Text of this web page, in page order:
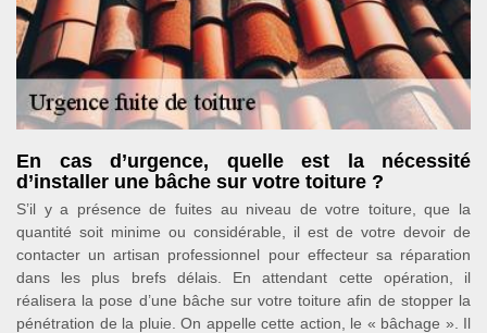
En cas d’urgence, quelle est la nécessité
d’installer une bâche sur votre toiture ?
S’il y a présence de fuites au niveau de votre toiture, que la
quantité soit minime ou considérable, il est de votre devoir de
contacter un artisan professionnel pour effecteur sa réparation
dans les plus brefs délais. En attendant cette opération, il
réalisera la pose d’une bâche sur votre toiture afin de stopper la
pénétration de la pluie. On appelle cette action, le « bâchage ». Il